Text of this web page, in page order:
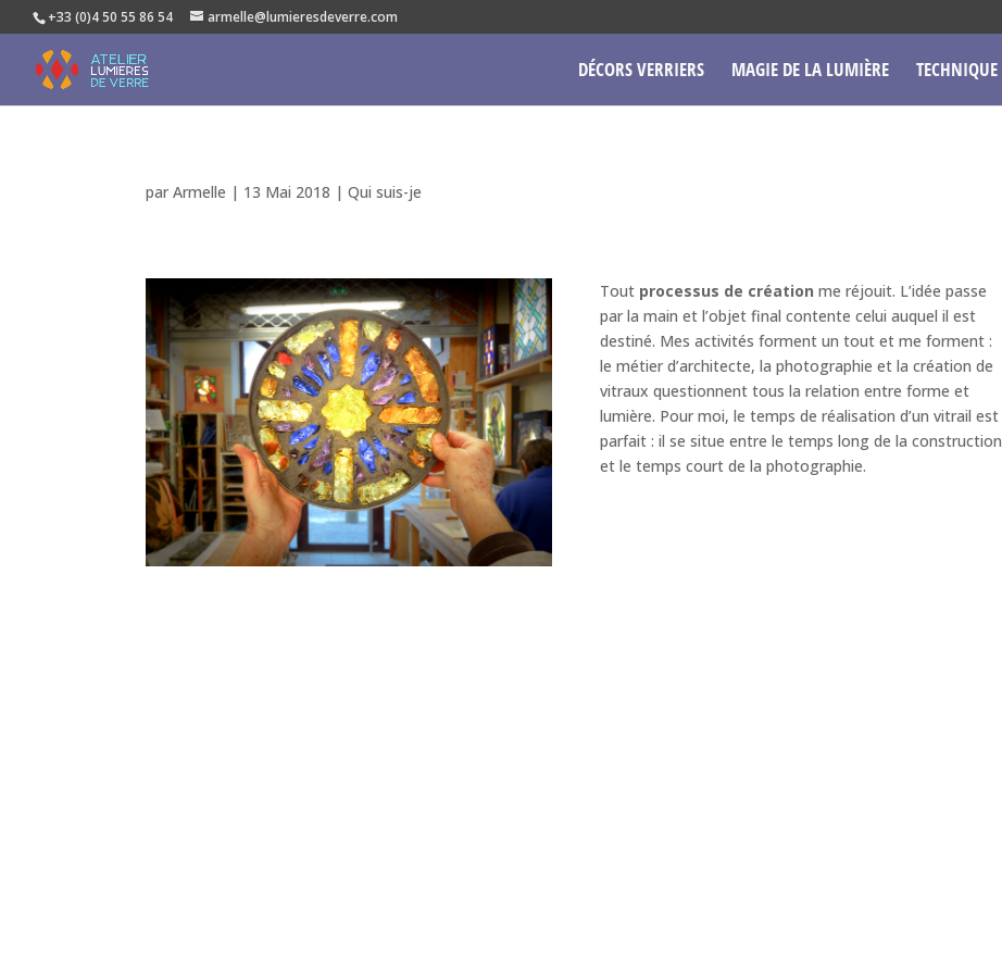
+33 (0)4 50 55 86 54 armelle@lumieresdeverre.com
DÉCORS VERRIERS MAGIE DE LA LUMIÈRE TECHNIQUE
parArmelle | 13 Mai 2018 |Qui suis-je
Tout processus de création me réjouit. L’idée passe
par la main et l’objet final contente celui auquel il est
destiné. Mes activités forment un tout et me forment :
le métier d’architecte, la photographie et la création de
vitraux questionnent tous la relation entre forme et
lumière. Pour moi, le temps de réalisation d’un vitrail est
parfait : il se situe entre le temps long de la construction
et le temps court de la photographie.